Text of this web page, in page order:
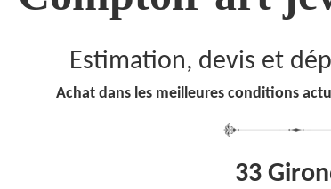
Estimation, devis et
Achat dans les meilleures conditions
33